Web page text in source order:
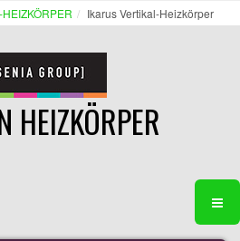
Ikarus Vertikal-Heizkörper
HEIZKÖRPER